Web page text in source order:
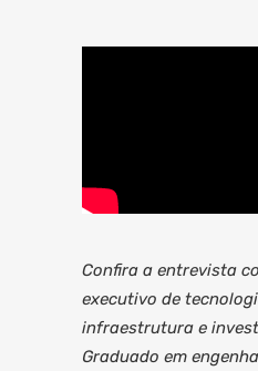
Confira a entrevista
executivo de
infraestrutura e
Graduado em